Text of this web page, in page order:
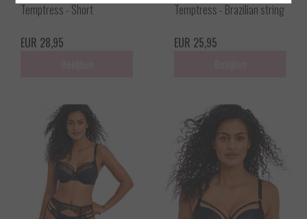
Temptress - Short
EUR 28,95
Temptress - Brazilian string
EUR 25,95